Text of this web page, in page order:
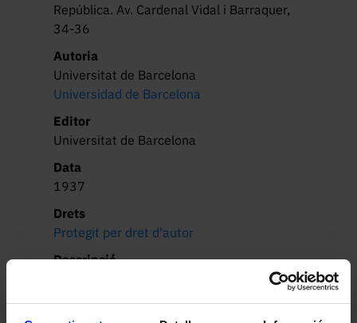
República. Av. Cardenal Vidal i Barraquer,
34-36
Autoria
Universitat de Barcelona
Universidad de Barcelona
Editor
Universitat de Barcelona
Data
1937
Drets
Protegit per dret d'autor
Descripció
Representació estadística de la quantitat